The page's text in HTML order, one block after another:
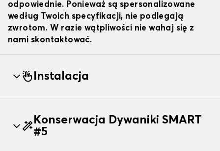
odpowiednie. Ponieważ są spersonalizowane
według Twoich specyfikacji, nie podlegają
zwrotom. W razie wątpliwości nie wahaj się z
nami skontaktować.
Instalacja
Konserwacja Dywaniki SMART
#5